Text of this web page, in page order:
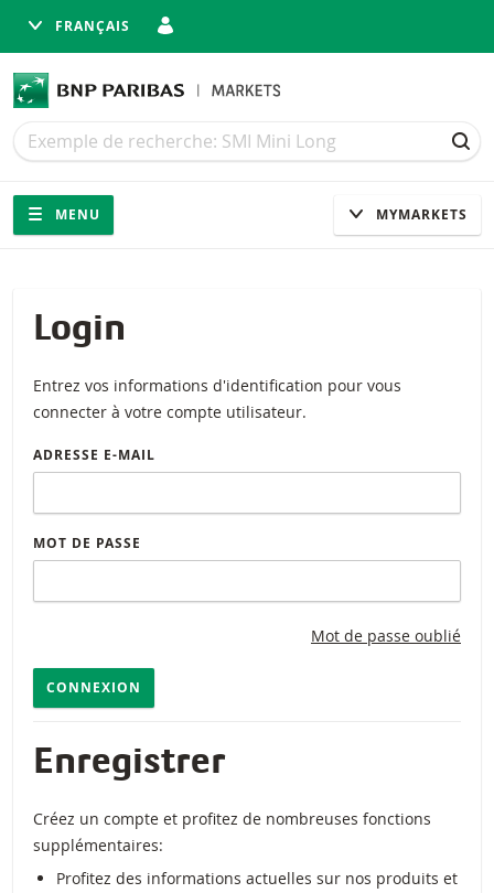
FRANÇAIS
Recherche
Recherche
Navigation
Navigation sur le site
MENU MYMARKETS
Login
Entrez vos informations d'identification pour vous
connecter à votre compte utilisateur.
ADRESSE E-MAIL
MOT DE PASSE
Mot de passe oublié
CONNEXION
Enregistrer
Créez un compte et profitez de nombreuses fonctions
supplémentaires:
Profitez des informations actuelles sur nos produits et